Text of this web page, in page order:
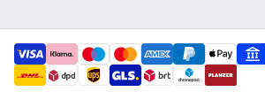
payment methods
shipment methods